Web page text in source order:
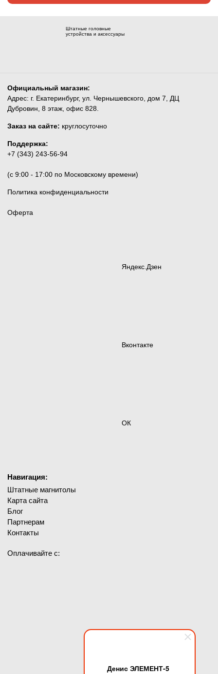
Денис ЭЛЕМЕНТ-5
Штатные головные
устройства и аксессуары
Официальный магазин:
Адрес: г. Екатеринбург, ул. Чернышевского, дом 7, ДЦ
Дубровин, 8 этаж, офис 828.
Заказ на сайте: круглосуточно
Поддержка:
+7 (343) 243-56-94
(c 9:00 - 17:00 по Московскому времени)
Политика конфиденциальности
Оферта
Яндекс.Дзен
Вконтакте
ОК
Навигация:
Штатные магнитолы
Карта сайта
Блог
Партнерам
Контакты
Оплачивайте с: